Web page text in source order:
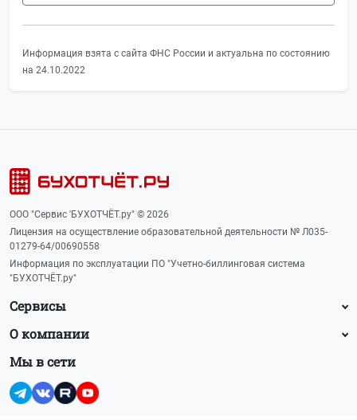
Информация взята с сайта ФНС России и актуальна по состоянию
на 24.10.2022
ООО "Сервис 'БУХОТЧЁТ.ру" © 2026
Лицензия на осуществление образовательной деятельности № Л035-
01279-64/00690558
Информация по эксплуатации ПО "Учетно-биллинговая система
"БУХОТЧЁТ.ру"
Сервисы
О компании
Мы в сети